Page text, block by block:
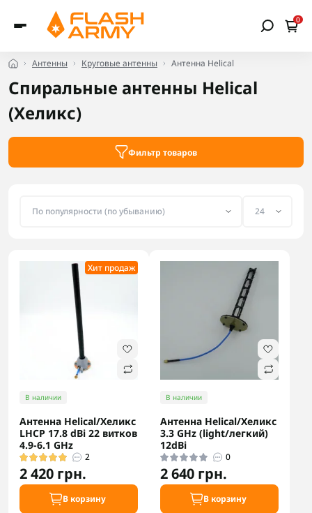
0
Антенны Круговые антенны Антенна Helical
Спиральные антенны Helical
(Хеликс)
Фильтр товаров
Хит продаж
В наличии
Антенна Helical/Хеликс
LHCP 17.8 dBi 22 витков
4.9-6.1 GHz
2
2 420 грн.
В корзину
В наличии
Антенна Helical/Хеликс
3.3 GHz (light/легкий)
12dBi
0
2 640 грн.
В корзину